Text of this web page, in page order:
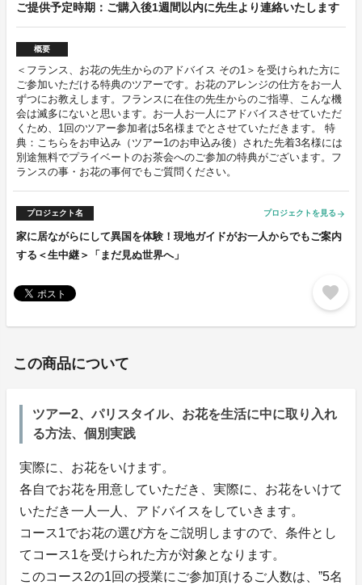
ご提供予定時期：ご購入後1週間以内に先生より連絡いたします
概要
＜フランス、お花の先生からのアドバイス その1＞を受けられた方に
ご参加いただける特典のツアーです。お花のアレンジの仕方をお一人
ずつにお教えします。フランスに在住の先生からのご指導、こんな機
会は滅多にないと思います。お一人お一人にアドバイスさせていただ
くため、1回のツアー参加者は5名様までとさせていただきます。 特
典：こちらをお申込み（ツアー1のお申込み後）された先着3名様には
別途無料でプライベートのお茶会へのご参加の特典がございます。フ
ランスの事・お花の事何でもご質問ください。
プロジェクト名 プロジェクトを見る arrow_forward
家に居ながらにして異国を体験！現地ガイドがお一人からでもご案内
する＜生中継＞「まだ見ぬ世界へ」
favorite
この商品について
ツアー2、パリスタイル、お花を生活に中に取り入れ
る方法、個別実践
実際に、お花をいけます。
各自でお花を用意していただき、実際に、お花をいけて
いただき一人一人、アドバイスをしていきます。
コース1でお花の選び方をご説明しますので、条件とし
てコース1を受けられた方が対象となります。
このコース2の1回の授業にご参加頂けるご人数は、”5名